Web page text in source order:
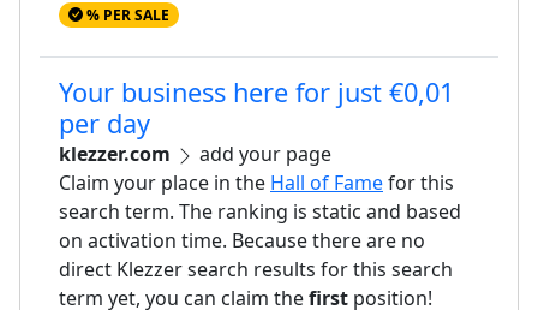
% PER SALE
Your business here for just €0,01
per day
klezzer.com
add your page
Claim your place in the Hall of Famefor this
search term. The ranking is static and based
on activation time. Because there are no
direct Klezzer search results for this search
term yet, you can claim thefirst position!